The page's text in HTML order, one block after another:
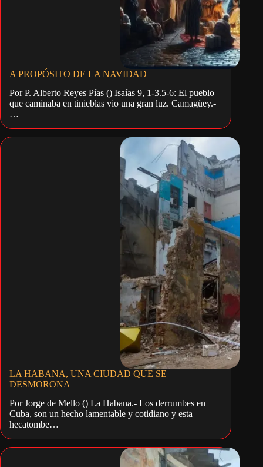
A PROPÓSITO DE LA NAVIDAD
Por P. Alberto Reyes Pías () Isaías 9, 1-3.5-6: El pueblo
que caminaba en tinieblas vio una gran luz. Camagüey.-
…
LA HABANA, UNA CIUDAD QUE SE
DESMORONA
Por Jorge de Mello () La Habana.- Los derrumbes en
Cuba, son un hecho lamentable y cotidiano y esta
hecatombe…